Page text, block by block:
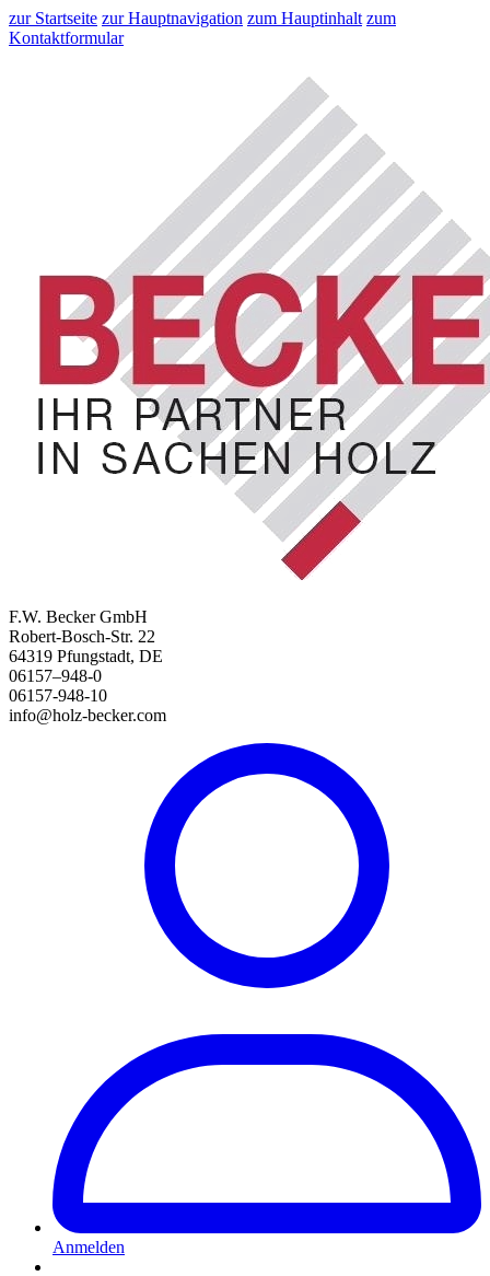
zur Startseite zur Hauptnavigation zum Hauptinhalt zum
Kontaktformular
F.W. Becker GmbH
Robert-Bosch-Str. 22
64319 Pfungstadt, DE
06157–948-0
06157-948-10
info@holz-becker.com
Anmelden